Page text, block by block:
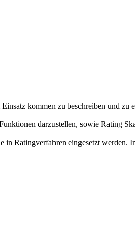
kommen zu beschreiben und
darzustellen, sowie Rating
Ratingverfahren eingesetzt